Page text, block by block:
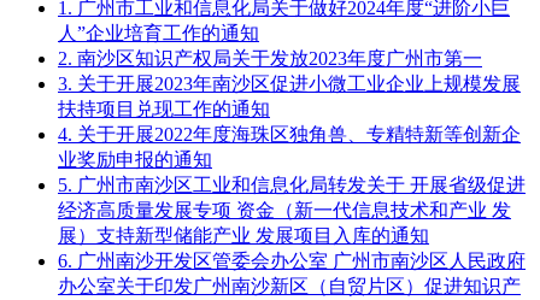
1. 广州市工业和信息化局关于做好2024年度“进阶小巨
人”企业培育工作的通知
2. 南沙区知识产权局关于发放2023年度广州市第一
3. 关于开展2023年南沙区促进小微工业企业上规模发展
扶持项目兑现工作的通知
4. 关于开展2022年度海珠区独角兽、专精特新等创新企
业奖励申报的通知
5. 广州市南沙区工业和信息化局转发关于 开展省级促进
经济高质量发展专项 资金（新一代信息技术和产业 发
展）支持新型储能产业 发展项目入库的通知
6. 广州南沙开发区管委会办公室 广州市南沙区人民政府
办公室关于印发广州南沙新区（自贸片区）促进知识产